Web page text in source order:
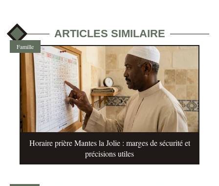
ARTICLES SIMILAIRE
Famille
Horaire prière Mantes la Jolie : marges de sécurité et
précisions utiles